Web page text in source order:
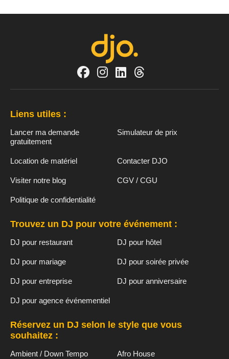
Liens utiles :
Lancer ma demande
gratuitement
Simulateur de prix
Location de matériel Contacter DJO
Visiter notre blog CGV / CGU
Politique de confidentialité
Trouvez un DJ pour votre événement :
DJ pour restaurant DJ pour hôtel
DJ pour mariage DJ pour soirée privée
DJ pour entreprise DJ pour anniversaire
DJ pour agence événementiel
Réservez un DJ selon le style que vous
souhaitez :
Ambient / Down Tempo Afro House